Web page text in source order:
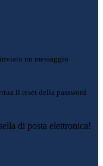
un messaggio
il reset della password
di posta elettronica!